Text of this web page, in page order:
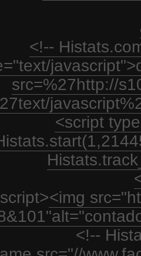
<!--
src=%27http://
<script
<img
<!--